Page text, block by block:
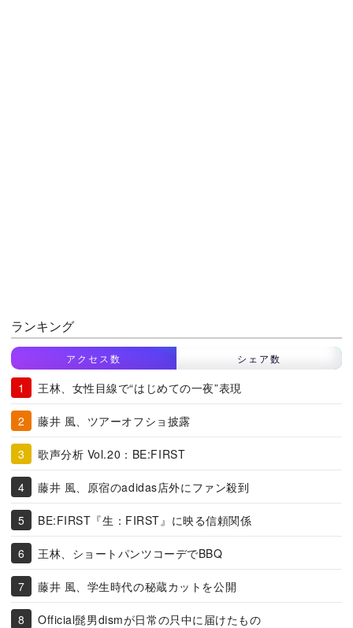
ランキング
アクセス数 シェア数
王林、女性目線で“はじめての一夜”表現
藤井 風、ツアーオフショ披露
歌声分析 Vol.20：BE:FIRST
藤井 風、原宿のadidas店外にファン殺到
BE:FIRST『生：FIRST』に映る信頼関係
王林、ショートパンツコーデでBBQ
藤井 風、学生時代の秘蔵カットを公開
Official髭男dismが日常の只中に届けたもの